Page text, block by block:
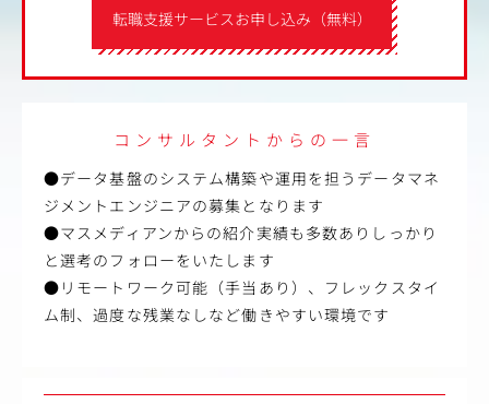
転職支援サービスお申し込み（無料）
コンサルタントからの一言
●データ基盤のシステム構築や運用を担うデータマネ
ジメントエンジニアの募集となります
●マスメディアンからの紹介実績も多数ありしっかり
と選考のフォローをいたします
●リモートワーク可能（手当あり）、フレックスタイ
ム制、過度な残業なしなど働きやすい環境です